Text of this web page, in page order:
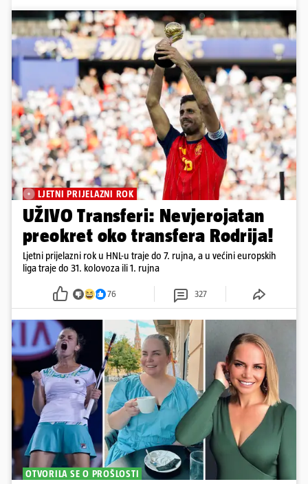
LJETNI PRIJELAZNI ROK
UŽIVO Transferi: Nevjerojatan
preokret oko transfera Rodrija!
Ljetni prijelazni rok u HNL-u traje do 7. rujna, a u većini europskih
liga traje do 31. kolovoza ili 1. rujna
76 327
OTVORILA SE O PROŠLOSTI